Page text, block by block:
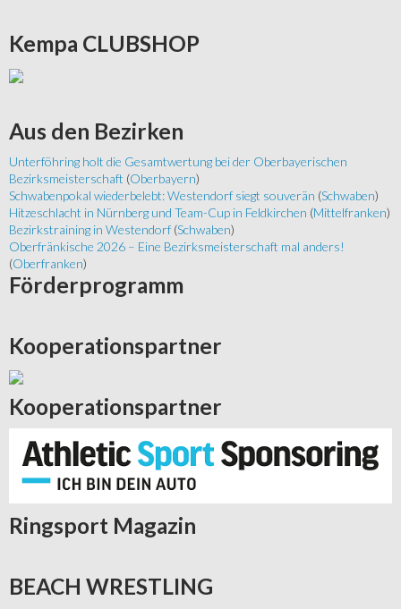
Kempa CLUBSHOP
Aus den Bezirken
Unterföhring holt die Gesamtwertung bei der Oberbayerischen
Bezirksmeisterschaft (Oberbayern)
Schwabenpokal wiederbelebt: Westendorf siegt souverän (Schwaben)
Hitzeschlacht in Nürnberg und Team-Cup in Feldkirchen (Mittelfranken)
Bezirkstraining in Westendorf (Schwaben)
Oberfränkische 2026 – Eine Bezirksmeisterschaft mal anders!
(Oberfranken)
Förderprogramm
Kooperationspartner
Kooperationspartner
Ringsport Magazin
BEACH WRESTLING